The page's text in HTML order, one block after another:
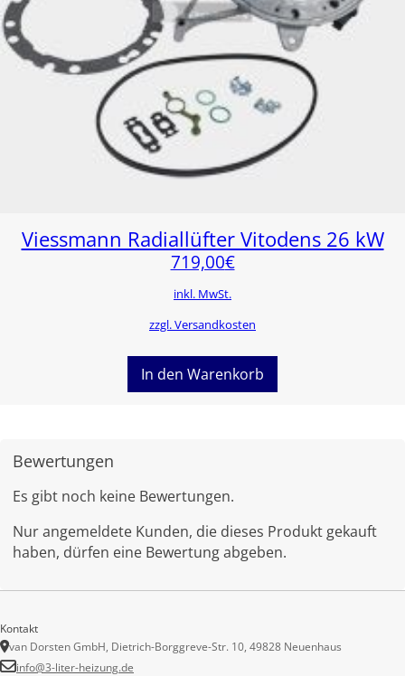
Viessmann Radiallüfter Vitodens 26 kW
719,00€
inkl. MwSt.
zzgl. Versandkosten
In den Warenkorb
Bewertungen
Es gibt noch keine Bewertungen.
Nur angemeldete Kunden, die dieses Produkt gekauft
haben, dürfen eine Bewertung abgeben.
Kontakt
van Dorsten GmbH, Dietrich-Borggreve-Str. 10, 49828 Neuenhaus
info@3-liter-heizung.de